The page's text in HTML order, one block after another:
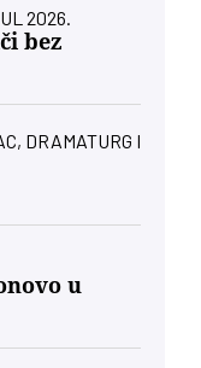
2026.
bez
DRAMATURG I
u